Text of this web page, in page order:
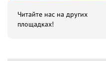
Читайте нас на других
площадках!